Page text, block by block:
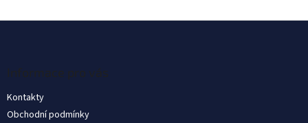
Informace pro vás
Kontakty
Obchodní podmínky